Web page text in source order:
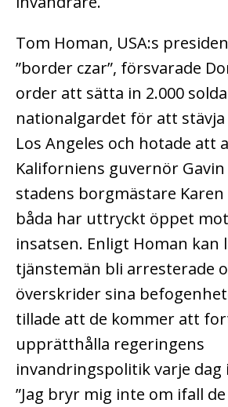
Tom Homan, USA:s
”border czar”, försvarade
order att sätta in 2.000
nationalgardet för att
Los Angeles och hotade att
Kaliforniens guvernör
stadens borgmästare Karen
båda har uttryckt öppet
insatsen. Enligt Homan kan
tjänstemän bli arresterade
överskrider sina
tillade att de kommer att
upprätthålla regeringens
invandringspolitik varje dag
”Jag bryr mig inte om ifall